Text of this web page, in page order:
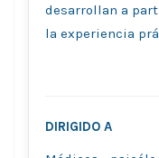
desarrollan a
la experiencia
DIRIGIDO A